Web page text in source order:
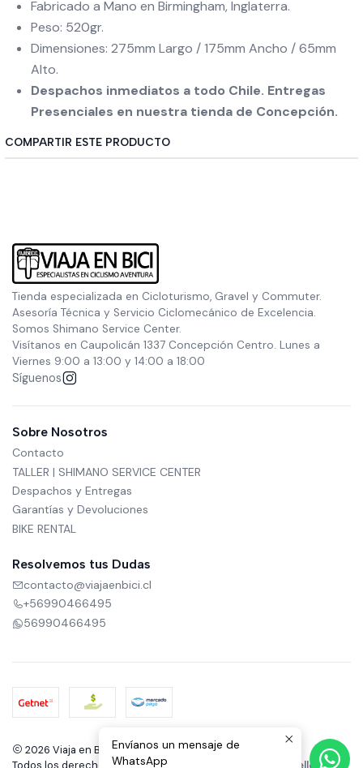
Fabricado a Mano en Birmingham, Inglaterra.
Peso: 520gr.
Dimensiones: 275mm Largo / 175mm Ancho / 65mm
Alto.
Despachos inmediatos a todo Chile. Entregas
Presenciales en nuestra tienda de Concepción.
COMPARTIR ESTE PRODUCTO
Tienda especializada en Cicloturismo, Gravel y Commuter.
Asesoría Técnica y Servicio Ciclomecánico de Excelencia.
Somos Shimano Service Center.
Visítanos en Caupolicán 1337 Concepción Centro. Lunes a
Viernes 9:00 a 13:00 y 14:00 a 18:00
Síguenos
Sobre Nosotros
Contacto
TALLER | SHIMANO SERVICE CENTER
Despachos y Entregas
Garantías y Devoluciones
BIKE RENTAL
Resolvemos tus Dudas
contacto@viajaenbici.cl
+56990466495
56990466495
2026 Viaja en Bici.
Todos los derechos reservados.
Desarrollado por Jumpseller.
Envíanos un mensaje de
WhatsApp